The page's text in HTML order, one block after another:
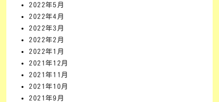
2022年5月
2022年4月
2022年3月
2022年2月
2022年1月
2021年12月
2021年11月
2021年10月
2021年9月